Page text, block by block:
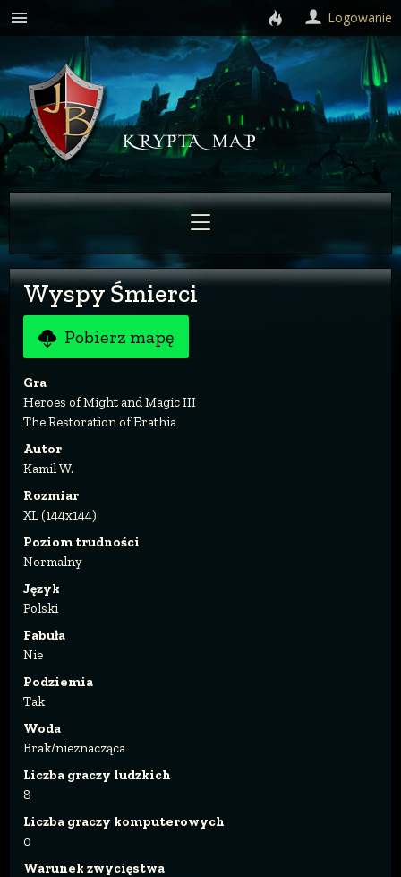
Wyspy Śmierci
Pobierz mapę
Gra
Heroes of Might and Magic III
The Restoration of Erathia
Autor
Kamil W.
Rozmiar
XL (144x144)
Poziom trudności
Normalny
Język
Polski
Fabuła
Nie
Podziemia
Tak
Woda
Brak/nieznacząca
Liczba graczy ludzkich
8
Liczba graczy komputerowych
0
Warunek zwycięstwa
Logowanie